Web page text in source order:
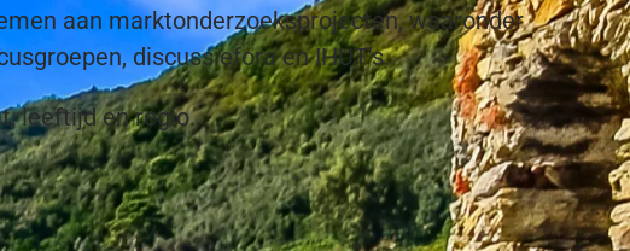
aan marktonderzoeksprojecten, waaronder
discussiefora en IHUT's.
leeftijd en regio.